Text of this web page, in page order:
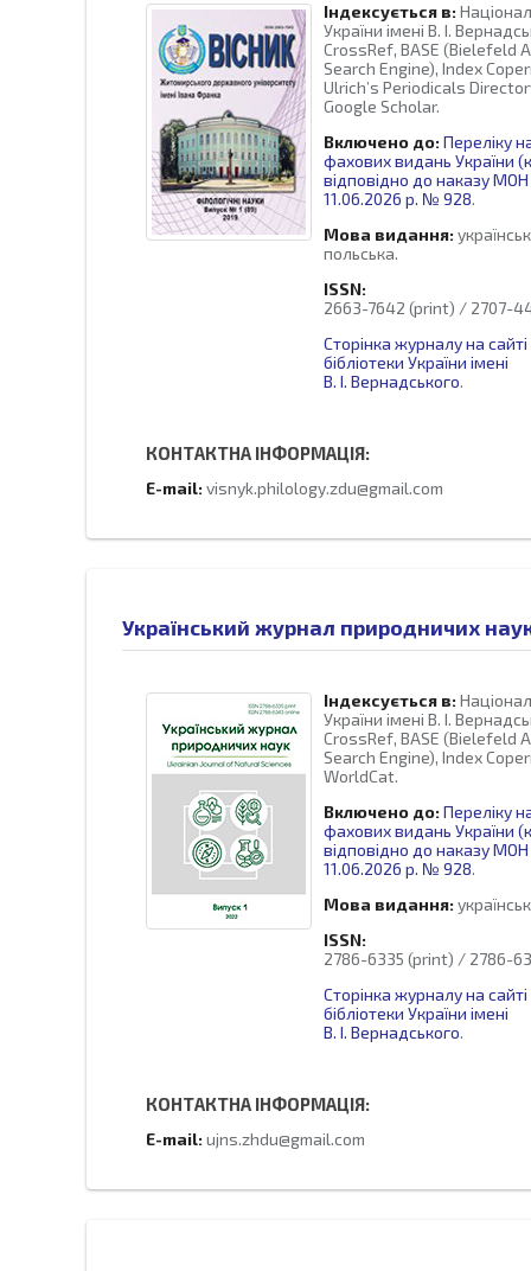
Індексується в:
України імені В. І.
CrossRef, BASE (Bielefeld
Search Engine), Index
Ulrich’s Periodicals
Google Scholar.
Включено до: Переліку
фахових видань України
відповідно до наказу МОН
11.06.2026 р. № 928.
Мова видання:
польська.
ISSN:
2663-7642 (print) / 2707-
Сторінка журналу на
бібліотеки України імені
В. І. Вернадського.
КОНТАКТНА ІНФОРМАЦІЯ:
E-mail: visnyk.philology.zdu@gmail.com
Український журнал природничих
Індексується в:
України імені В. І.
CrossRef, BASE (Bielefeld
Search Engine), Index
WorldCat.
Включено до: Переліку
фахових видань України
відповідно до наказу МОН
11.06.2026 р. № 928.
Мова видання:
ISSN:
2786-6335 (print) / 2786-
Сторінка журналу на
бібліотеки України імені
В. І. Вернадського.
КОНТАКТНА ІНФОРМАЦІЯ:
E-mail: ujns.zhdu@gmail.com